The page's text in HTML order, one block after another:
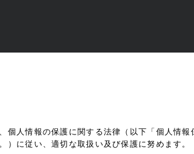
個人情報の保護に関する法律（以下「個人情
に従い、適切な取扱い及び保護に努めます。